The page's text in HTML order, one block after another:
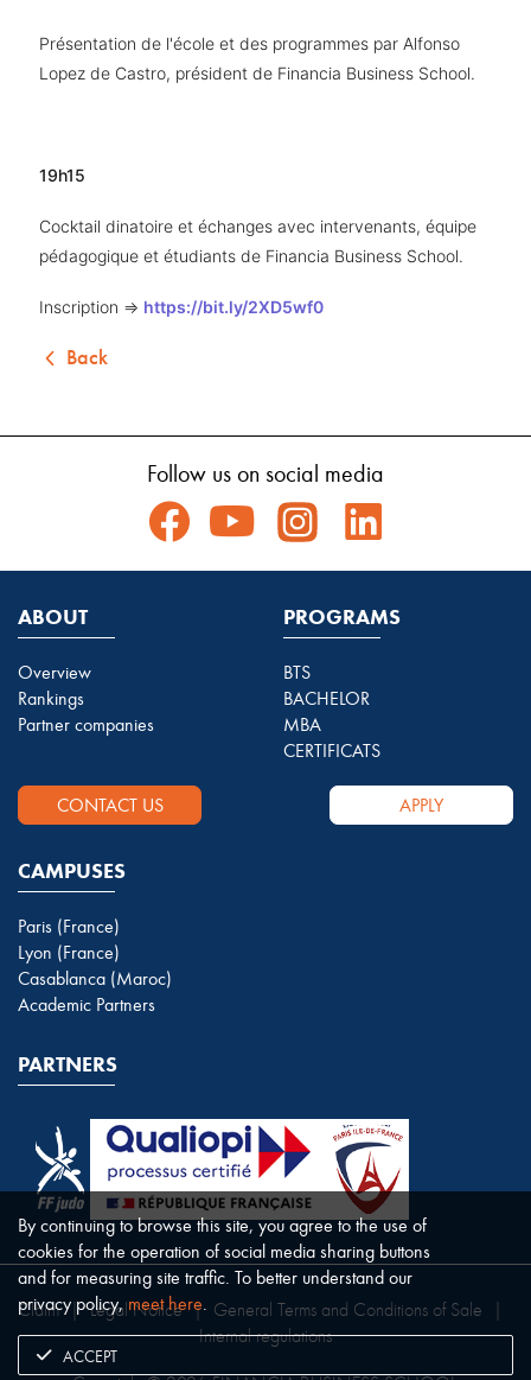
Présentation de l'école et des programmes par Alfonso
Lopez de Castro, président de Financia Business School.
19h15
Cocktail dinatoire et échanges avec intervenants, équipe
pédagogique et étudiants de Financia Business School.
Inscription => https://bit.ly/2XD5wf0
Back
Follow us on social media
ABOUT
Overview
Rankings
Partner companies
PROGRAMS
BTS
BACHELOR
MBA
CERTIFICATS
CONTACT US APPLY
CAMPUSES
Paris (France)
Lyon (France)
Casablanca (Maroc)
Academic Partners
PARTNERS
Claim | Legal Notice | General Terms and Conditions of Sale
Internal regulations
By continuing to browse this site, you agree to the use of
cookies for the operation of social media sharing buttons
and for measuring site traffic. To better understand our
privacy policy,meet here.
ACCEPT